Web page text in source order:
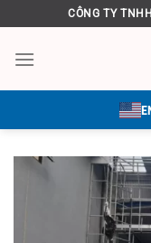
qua
nội
CÔNG TY